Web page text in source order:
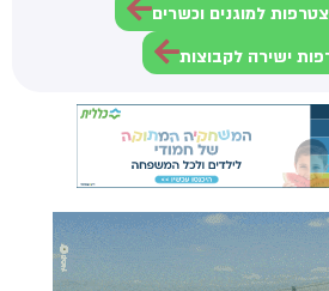
למוגנים וכשרים
ישירה לקבוצות